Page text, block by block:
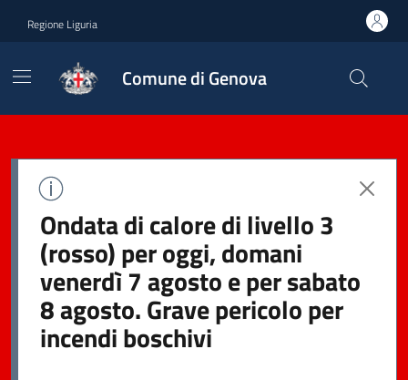
Regione Liguria
Comune di Genova
Ondata di calore di livello 3
(rosso) per oggi, domani
venerdì 7 agosto e per sabato
8 agosto. Grave pericolo per
incendi boschivi